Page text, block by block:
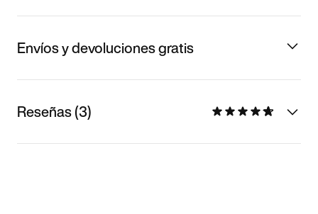
Envíos y devoluciones gratis
Reseñas (3)